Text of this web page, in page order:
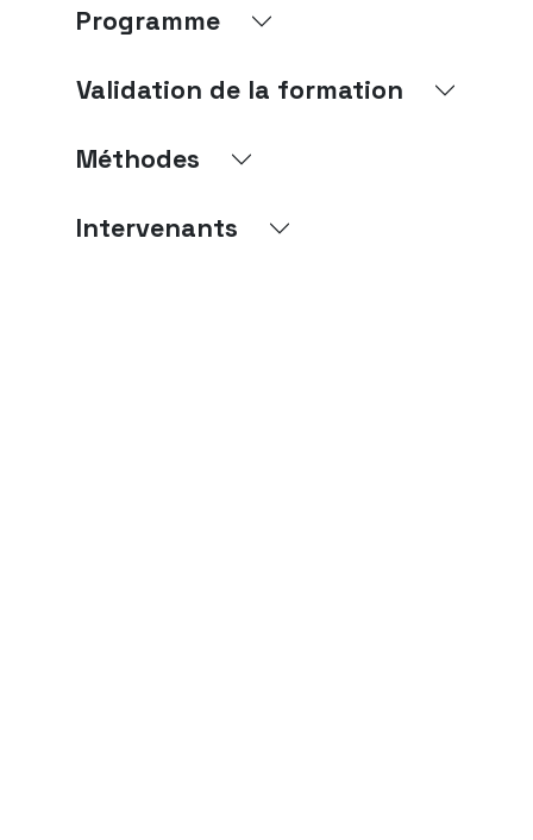
Programme
Validation de la formation
Méthodes
Intervenants